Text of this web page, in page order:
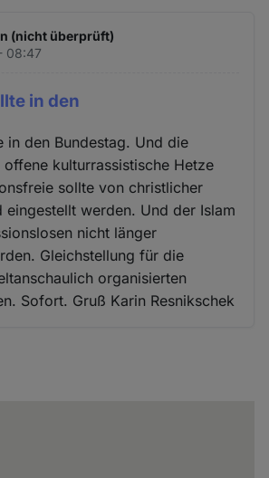
(nicht überprüft)
08:47
in den
in den Bundestag. Und die
offene kulturrassistische Hetze
sollte von christlicher
eingestellt werden. Und der Islam
nicht länger
Gleichstellung für die
organisierten
Sofort. Gruß Karin Resnikschek